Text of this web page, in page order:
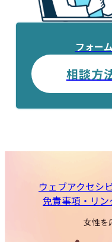
フォー
相談方
ウェブアクセシ
免責事項・リン
女性を